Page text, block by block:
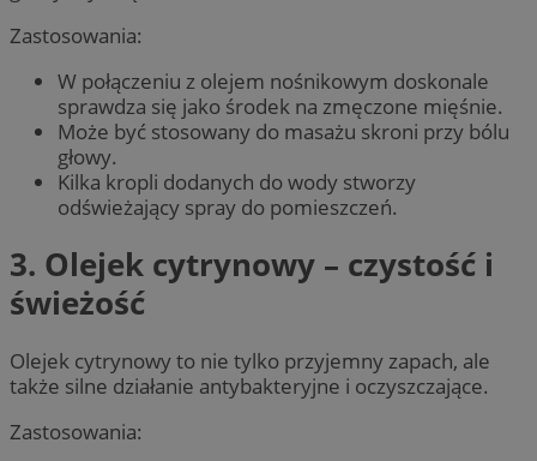
Zastosowania:
W połączeniu z olejem nośnikowym doskonale
sprawdza się jako środek na zmęczone mięśnie.
Może być stosowany do masażu skroni przy bólu
głowy.
Kilka kropli dodanych do wody stworzy
odświeżający spray do pomieszczeń.
3. Olejek cytrynowy – czystość i
świeżość
Olejek cytrynowy to nie tylko przyjemny zapach, ale
także silne działanie antybakteryjne i oczyszczające.
Zastosowania: